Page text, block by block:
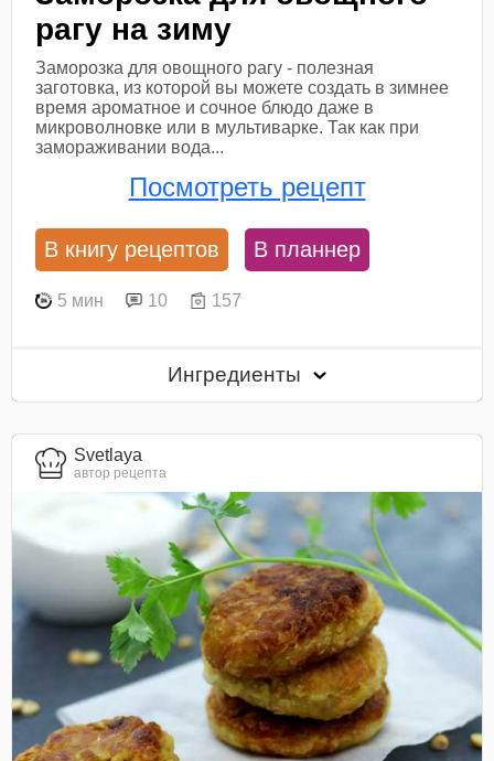
рагу на зиму
Заморозка для овощного рагу - полезная
заготовка, из которой вы можете создать в зимнее
время ароматное и сочное блюдо даже в
микроволновке или в мультиварке. Так как при
замораживании вода...
Посмотреть рецепт
В книгу рецептов В планнер
5 мин 10 157
Ингредиенты
Svetlaya
автор рецепта